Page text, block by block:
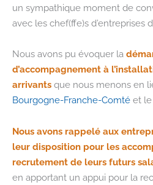
un sympathique moment de
avec les chef(ffe)s d’entreprises
Nous avons pu évoquer la
d’accompagnement à
arrivants que nous menons en
Bourgogne-Franche-Comté et
Nous avons rappelé aux
leur disposition pour les
recrutement de leurs futurs
en apportant un appui pour la